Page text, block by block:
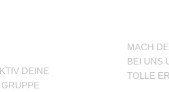
DEINE
MACH
BEI UNS
TOLLE